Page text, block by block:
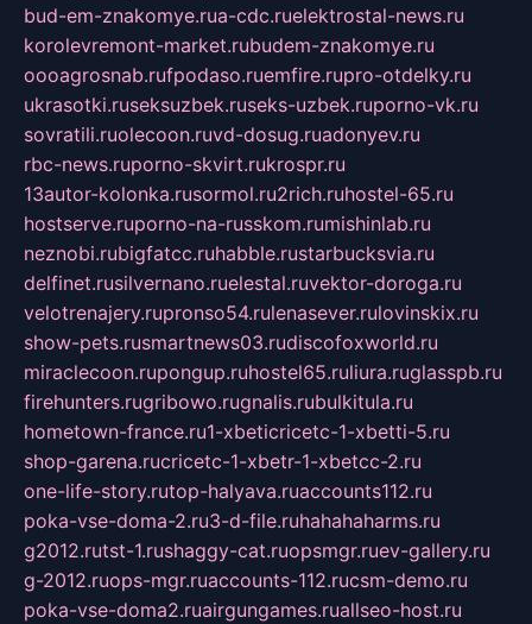
bud-em-znakomye.rua-cdc.ruelektrostal-news.ru
korolevremont-market.rubudem-znakomye.ru
oooagrosnab.rufpodaso.ruemfire.rupro-otdelky.ru
ukrasotki.ruseksuzbek.ruseks-uzbek.ruporno-vk.ru
sovratili.ruolecoon.ruvd-dosug.ruadonyev.ru
rbc-news.ruporno-skvirt.rukrospr.ru
13autor-kolonka.rusormol.ru2rich.ruhostel-65.ru
hostserve.ruporno-na-russkom.rumishinlab.ru
neznobi.rubigfatcc.ruhabble.rustarbucksvia.ru
delfinet.rusilvernano.ruelestal.ruvektor-doroga.ru
velotrenajery.rupronso54.rulenasever.rulovinskix.ru
show-pets.rusmartnews03.rudiscofoxworld.ru
miraclecoon.rupongup.ruhostel65.ruliura.ruglasspb.ru
firehunters.rugribowo.rugnalis.rubulkitula.ru
hometown-france.ru1-xbeticricetc-1-xbetti-5.ru
shop-garena.rucricetc-1-xbetr-1-xbetcc-2.ru
one-life-story.rutop-halyava.ruaccounts112.ru
poka-vse-doma-2.ru3-d-file.ruhahahaharms.ru
g2012.rutst-1.rushaggy-cat.ruopsmgr.ruev-gallery.ru
g-2012.ruops-mgr.ruaccounts-112.rucsm-demo.ru
poka-vse-doma2.ruairgungames.ruallseo-host.ru